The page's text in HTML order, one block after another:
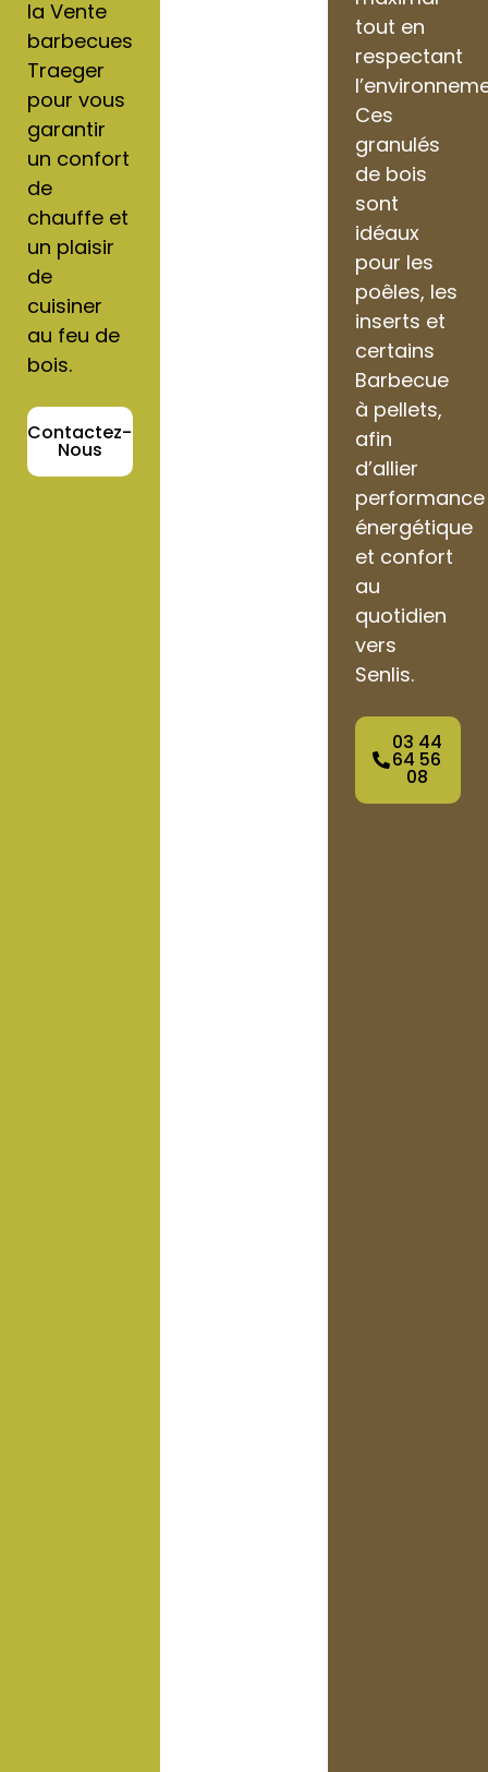
la Vente
barbecues
Traeger
pour vous
garantir
un confort
de
chauffe et
un plaisir
de
cuisiner
au feu de
bois.
Contactez-
Nous
tout en
respectant
Ces
granulés
de bois
sont
idéaux
pour les
poêles, les
inserts et
certains
Barbecue
à pellets,
afin
d’allier
performance
énergétique
et confort
au
quotidien
vers
Senlis.
03 44
64 56
08